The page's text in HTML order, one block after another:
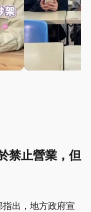
禁止營業，但
出，地方政府宣